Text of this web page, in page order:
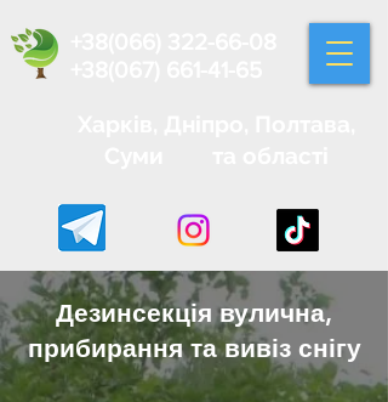
Дезинсекція вулична,
прибирання та вивіз снігу